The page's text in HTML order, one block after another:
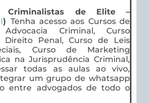
Criminalistas de Elite –
) Tenha acesso aos Cursos de
Criminal, Curso
Direito Penal, Curso de Leis
Curso de Marketing
na Jurisprudência Criminal,
todas as aulas ao vivo,
um grupo de whatsapp
entre advogados de todo o